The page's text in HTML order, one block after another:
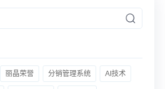
丽晶荣誉 分销管理系统 AI技术